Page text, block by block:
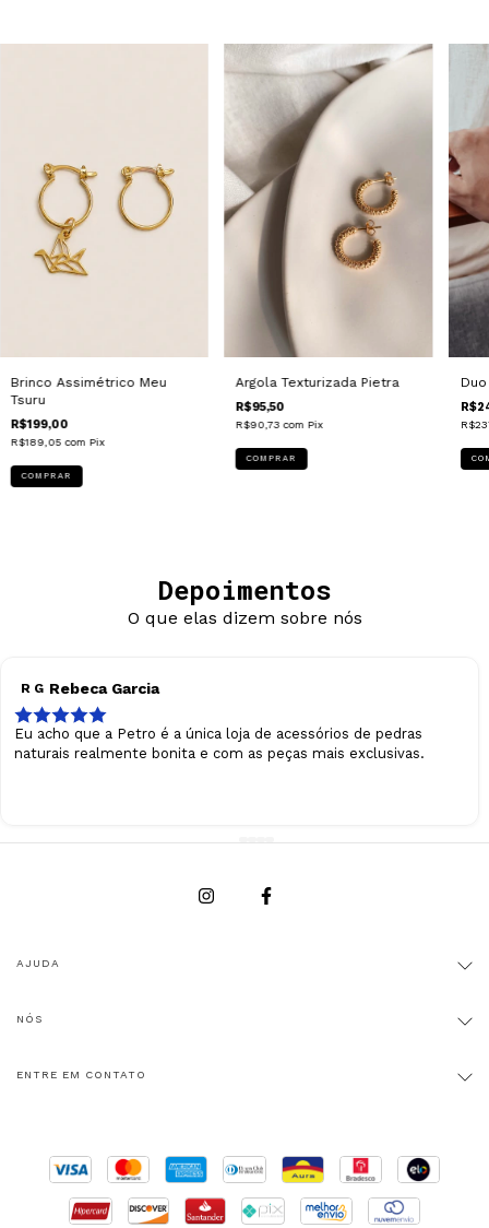
Brinco Assimétrico Meu
Tsuru
R$199,00
R$189,05com Pix
COMPRAR
Argola Texturizada Pietra
R$95,50
R$90,73com Pix
Depoimentos
O que elas dizem sobre nós
R G Rebeca Garcia
Eu acho que a Petro é a única loja de acessórios de pedras
naturais realmente bonita e com as peças mais exclusivas.
AJUDA
NÓS
ENTRE EM CONTATO